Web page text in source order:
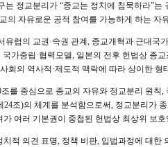
는 정교분리가 “종교는 정치에 침묵하라”
의 자유로운 공적 참여를 가능하게 하는 자
유럽의 교권·속권 관계, 종교개혁과 근대국
국가중립·협력모델, 일본의 전후 헌법상 종
회의 역사적·제도적 맥락에 따라 상이한
를 중심으로 종교의 자유와 정교분리 원
24조)의 체계를 분석함으로써, 정교분리가
가 여러 기본권이 중첩된 헌법상 최상위 보
치적 의견 표명, 정책 비판, 입법과정에 대